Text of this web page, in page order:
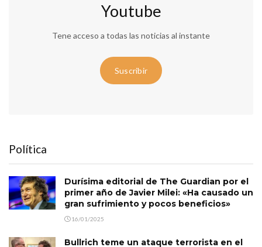
Youtube
Tene acceso a todas las noticias al instante
Suscribir
Política
Durísima editorial de The Guardian por el
primer año de Javier Milei: «Ha causado un
gran sufrimiento y pocos beneficios»
16/01/2025
Bullrich teme un ataque terrorista en el